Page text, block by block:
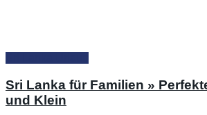
Sri Lanka für Familien »
und Klein